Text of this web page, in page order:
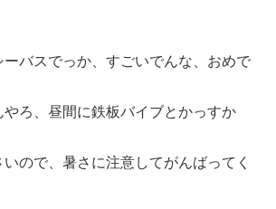
ーバスでっか、すごいでんな、おめで
ろ、昼間に鉄板バイブとかっすか
ので、暑さに注意してがんばってく